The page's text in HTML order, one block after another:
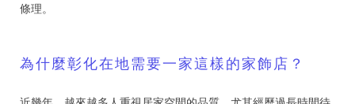
條理。
為什麼彰化在地需要一家這樣的家飾店？